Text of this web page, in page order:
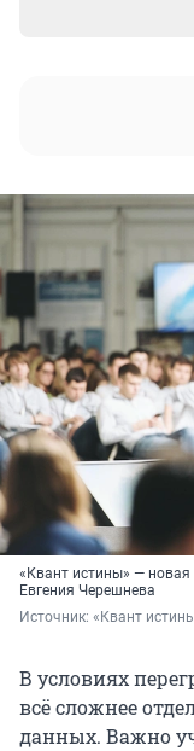
«Квант истины» —
Евгения Черешнева
Источник: «Квант
В условиях
всё сложнее
данных. Важно